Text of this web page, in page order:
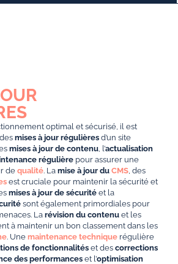
optimal et sécurisé, il est
mises à jour régulières d’un site
mises à jour de contenu , l’actualisation
régulière pour assurer une
de qualité. La mise à jour du CMS , des
est cruciale pour maintenir la sécurité et
mises à jour de sécurité et la
sont également primordiales pour
La révision du contenu et les
à maintenir un bon classement dans les
. Une maintenance technique régulière
de fonctionnalités et des corrections
des performanceset l’optimisation